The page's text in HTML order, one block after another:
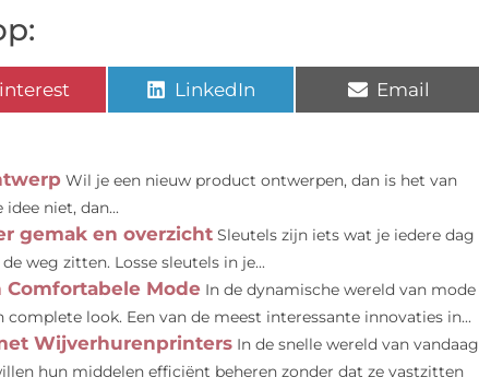
LinkedIn Email
Wil je een nieuw product ontwerpen, dan is het van
niet, dan...
gemak en overzicht Sleutels zijn iets wat je iedere dag
weg zitten. Losse sleutels in je...
Comfortabele Mode In de dynamische wereld van mode
look. Een van de meest interessante innovaties in...
Wijverhurenprinters In de snelle wereld van vandaag
hun middelen efficiënt beheren zonder dat ze vastzitten